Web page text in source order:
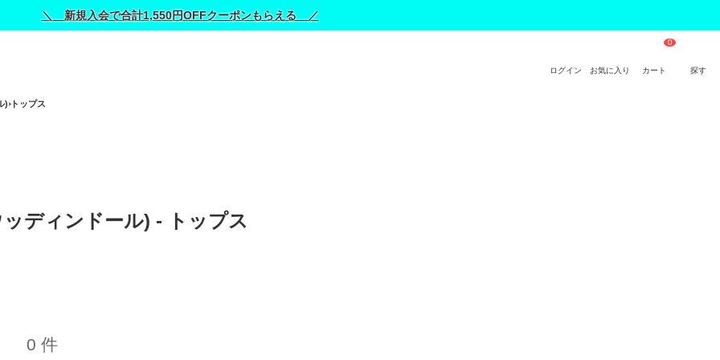
＼ 新規入会で合計1,550円OFFクーポンもらえる ／
ログイン お気に入り カート 探す
) トップス
ディンドール) - トップス
0 件